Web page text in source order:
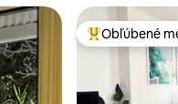
Obľúbené